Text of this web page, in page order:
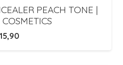
PEACH TONE |
15,90